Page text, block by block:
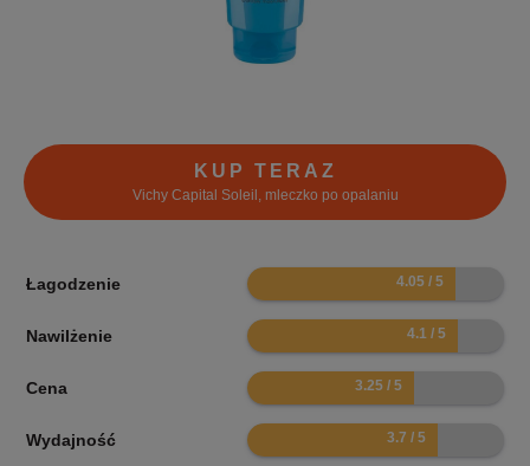
KUP TERAZ
Vichy Capital Soleil, mleczko po opalaniu
Łagodzenie 8.1
Nawilżenie 8.2
Cena 6.5
Wydajność 7.4